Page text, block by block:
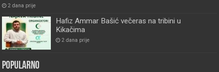
2 dana prije
Hafiz Ammar Bašić večeras na tribini u
Kikačima
2 dana prije
Popularno